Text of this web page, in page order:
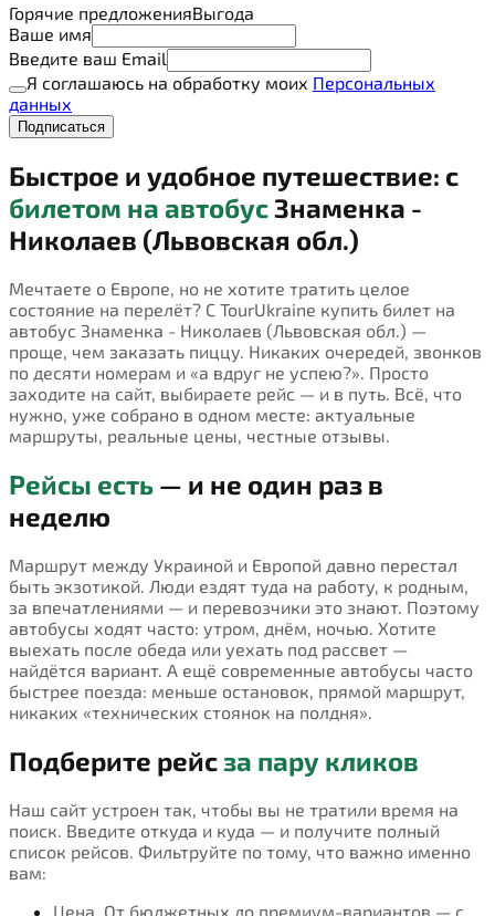
Горячие предложенияВыгода
Ваше имя
Введите ваш Email
Я соглашаюсь на обработку моих Персональных
данных
Подписаться
Быстрое и удобное путешествие: с
билетом на автобусЗнаменка -
Николаев (Львовская обл.)
Мечтаете о Европе, но не хотите тратить целое
состояние на перелёт? С TourUkraine купить билет на
автобус Знаменка - Николаев (Львовская обл.) —
проще, чем заказать пиццу. Никаких очередей, звонков
по десяти номерам и «а вдруг не успею?». Просто
заходите на сайт, выбираете рейс — и в путь. Всё, что
нужно, уже собрано в одном месте: актуальные
маршруты, реальные цены, честные отзывы.
Рейсы есть — и не один раз в
неделю
Маршрут между Украиной и Европой давно перестал
быть экзотикой. Люди ездят туда на работу, к родным,
за впечатлениями — и перевозчики это знают. Поэтому
автобусы ходят часто: утром, днём, ночью. Хотите
выехать после обеда или уехать под рассвет —
найдётся вариант. А ещё современные автобусы часто
быстрее поезда: меньше остановок, прямой маршрут,
никаких «технических стоянок на полдня».
Подберите рейсза пару кликов
Наш сайт устроен так, чтобы вы не тратили время на
поиск. Введите откуда и куда — и получите полный
список рейсов. Фильтруйте по тому, что важно именно
вам:
Цена. От бюджетных до премиум-вариантов — с